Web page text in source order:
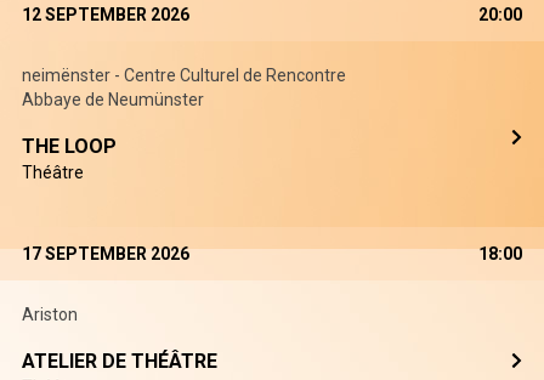
12 SEPTEMBER 2026 20:00
neimënster - Centre Culturel de Rencontre
Abbaye de Neumünster
THE LOOP
Théâtre
17 SEPTEMBER 2026 18:00
Ariston
ATELIER DE THÉÂTRE